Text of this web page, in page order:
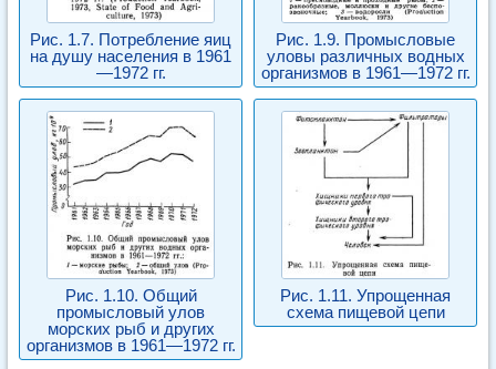
Рис. 1.7. Потребление яиц
на душу населения в 1961
—1972 гг.
Рис. 1.9. Промысловые
уловы различных водных
организмов в 1961—1972 гг.
Рис. 1.10. Общий
промысловый улов
морских рыб и других
организмов в 1961—1972 гг.
Рис. 1.11. Упрощенная
схема пищевой цепи